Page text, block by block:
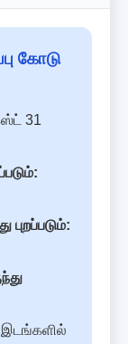
கோடு
31
புறப்படும்:
இடங்களில்